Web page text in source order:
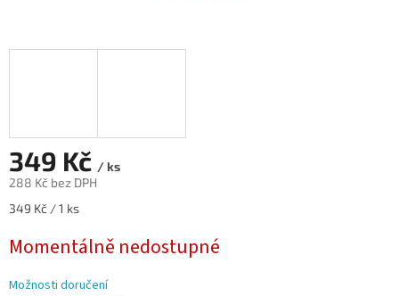
349 Kč / ks
288 Kč bez DPH
Měrná
349 Kč / 1 ks
Momentálně nedostupné
Možnosti doručení